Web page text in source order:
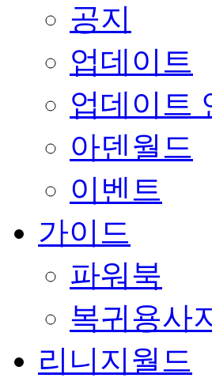
공지
업데이트
업데이트
아덴월드
이벤트
가이드
파워북
복귀용사
리니지월드